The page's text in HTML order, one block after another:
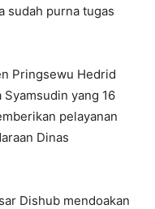
sudah purna tugas
Pringsewu Hedrid
yang 16
pelayanan
Dinas
Dishub mendoakan